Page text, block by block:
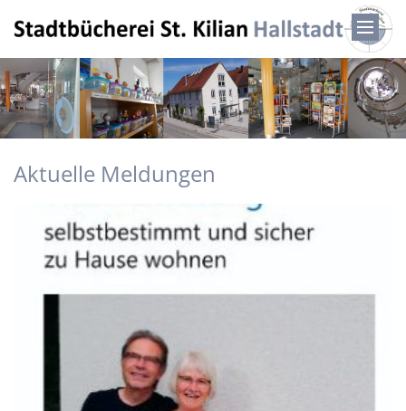
Aktuelle Meldungen